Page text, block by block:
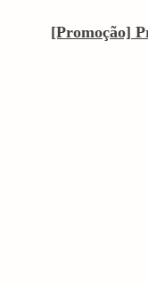
[Promoção]